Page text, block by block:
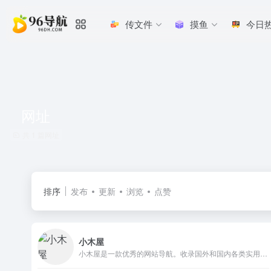
传文件 摸鱼 今日
排序 发布 更新 浏览 点赞
小木屋